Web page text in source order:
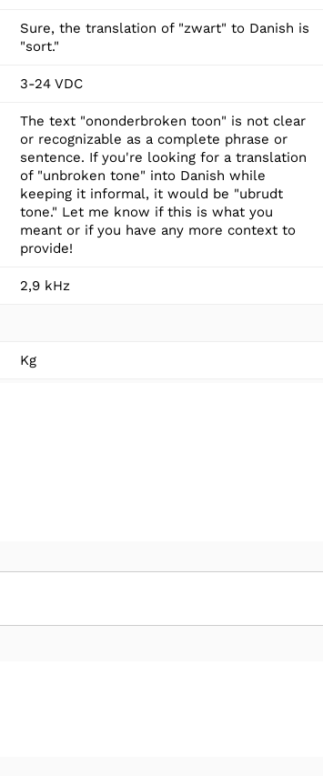
Sure, the translation of "zwart" to Danish is
"sort."
3-24 VDC
The text "ononderbroken toon" is not clear
or recognizable as a complete phrase or
sentence. If you're looking for a translation
of "unbroken tone" into Danish while
keeping it informal, it would be "ubrudt
tone." Let me know if this is what you
meant or if you have any more context to
provide!
2,9 kHz
Kg